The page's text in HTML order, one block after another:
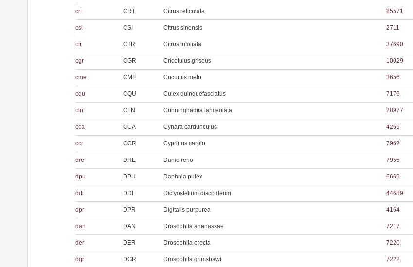
crt CRT Citrus reticulata 85571
csi CSI Citrus sinensis 2711
ctr CTR Citrus trifoliata 37690
cgr CGR Cricetulus griseus 10029
cme CME Cucumis melo 3656
cqu CQU Culex quinquefasciatus 7176
cln CLN Cunninghamia lanceolata 28977
cca CCA Cynara cardunculus 4265
ccr CCR Cyprinus carpio 7962
dre DRE Danio rerio 7955
dpu DPU Daphnia pulex 6669
ddi DDI Dictyostelium discoideum 44689
dpr DPR Digitalis purpurea 4164
dan DAN Drosophila ananassae 7217
der DER Drosophila erecta 7220
dgr DGR Drosophila grimshawi 7222